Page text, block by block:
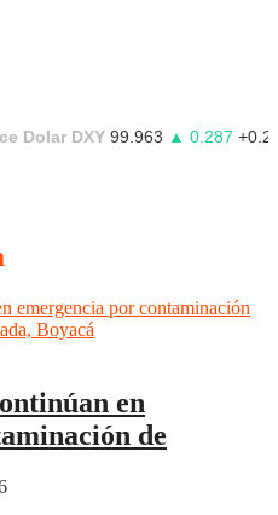
DXY 99.963 ▲ 0.287 +0.29%
en
de